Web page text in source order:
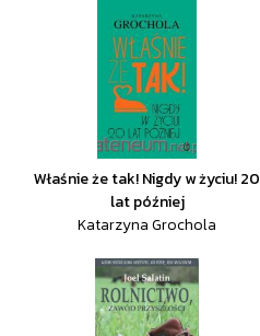
Właśnie że tak! Nigdy w życiu! 20
lat później
Katarzyna Grochola